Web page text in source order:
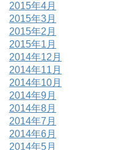
2015年4月
2015年3月
2015年2月
2015年1月
2014年12月
2014年11月
2014年10月
2014年9月
2014年8月
2014年7月
2014年6月
2014年5月